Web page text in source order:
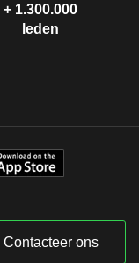
+ 1.300.000
leden
Contacteer ons